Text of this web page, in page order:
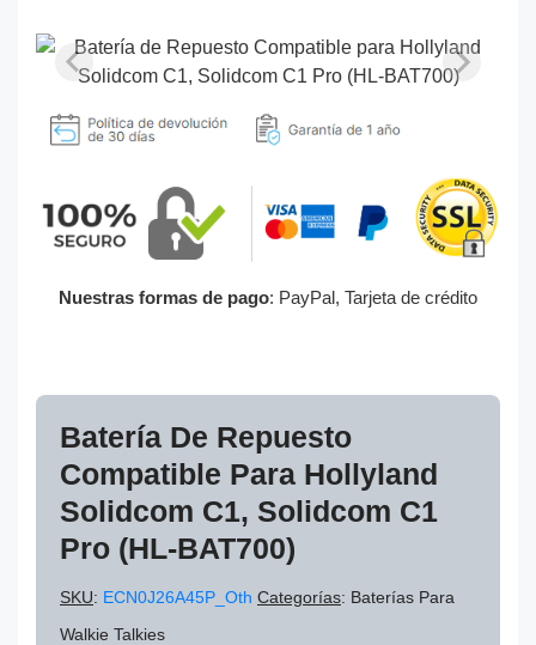
Nuestras formas de pago: PayPal, Tarjeta de crédito
Batería De Repuesto
Compatible Para Hollyland
Solidcom C1, Solidcom C1
Pro (HL-BAT700)
SKU: ECN0J26A45P_Oth Categorías: Baterías Para
Walkie Talkies